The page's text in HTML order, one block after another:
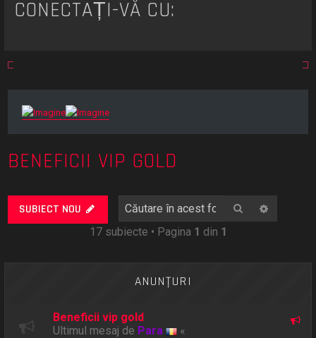
CONECTAȚI-VĂ CU:
BENEFICII VIP GOLD
SUBIECT NOU Căutare
17 subiecte • Pagina 1 din 1
ANUNŢURI
Beneficii vip gold
Ultimul mesaj de Para «